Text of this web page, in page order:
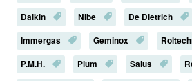
Daikin
Nibe De Dietrich
Immergas
Geminox
P.M.H.
Plum Salus